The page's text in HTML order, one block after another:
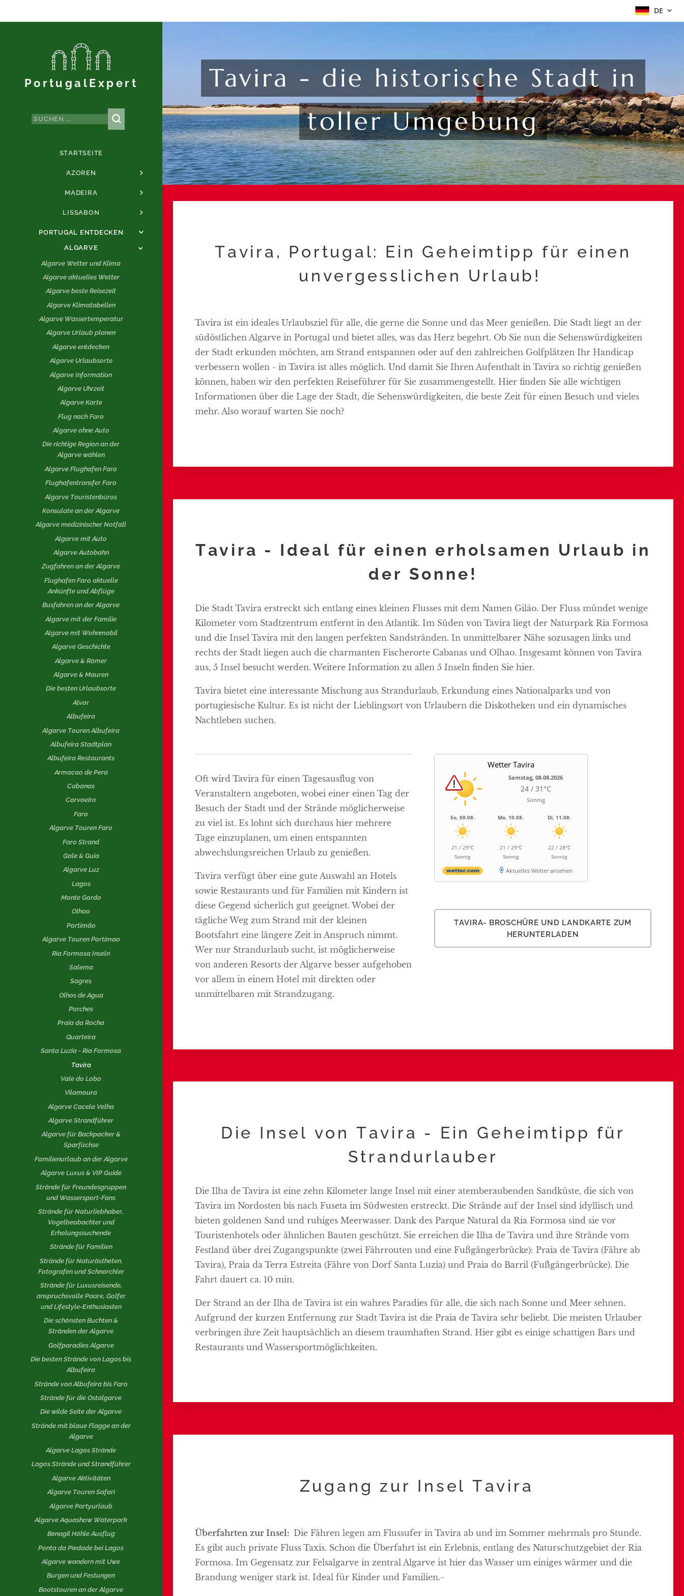
DE
PortugalExpert
STARTSEITE
AZOREN
MADEIRA
LISSABON
PORTUGAL ENTDECKEN
ALGARVE
Algarve Wetter und Klima
Algarve aktuelles Wetter
Algarve beste Reisezeit
Algarve Klimatabellen
Algarve Wassertemperatur
Algarve Urlaub planen
Algarve entdecken
Algarve Urlaubsorte
Algarve Information
Algarve Uhrzeit
Algarve Karte
Flug nach Faro
Algarve ohne Auto
Die richtige Region an der
Algarve wählen
Algarve Flughafen Faro
Flughafentransfer Faro
Algarve Touristenbüros
Konsulate an der Algarve
Algarve medizinischer Notfall
Algarve mit Auto
Algarve Autobahn
Zugfahren an der Algarve
Flughafen Faro aktuelle
Ankünfte und Abflüge
Busfahren an der Algarve
Algarve mit der Familie
Algarve mit Wohnmobil
Algarve Geschichte
Algarve & Römer
Algarve & Mauren
Die besten Urlaubsorte
Alvor
Albufeira
Algarve Touren Albufeira
Albufeira Stadtplan
Albufeira Restaurants
Armacao de Pera
Cabanas
Carvoeiro
Faro
Algarve Touren Faro
Faro Strand
Gale & Guia
Algarve Luz
Lagos
Monte Gordo
Olhao
Portimão
Algarve Touren Portimao
Ria Formosa Inseln
Salema
Sagres
Olhos de Agua
Porches
Praia da Rocha
Quarteira
Santa Luzia - Ria Formosa
Tavira
Vale do Lobo
Vilamoura
Algarve Cacela Velha
Algarve Strandführer
Algarve für Backpacker &
Sparfüchse
Familienurlaub an der Algarve
Algarve Luxus & VIP Guide
Strände für Freundesgruppen
und Wassersport-Fans
Strände für Naturliebhaber,
Vogelbeobachter und
Erholungssuchende
Strände für Familien
Strände für Naturästheten,
Fotografen und Schnorchler
Strände für Luxusreisende,
anspruchsvolle Paare, Golfer
und Lifestyle-Enthusiasten
Die schönsten Buchten &
Stränden der Algarve
Golfparadies Algarve
Die besten Strände von Lagos bis
Albufeira
Strände von Albufeira bis Faro
Strände für die Ostalgarve
Die wilde Seite der Algarve
Strände mit blaue Flagge an der
Algarve
Algarve Lagos Strände
Lagos Strände und Strandführer
Algarve Aktivitäten
Algarve Touren Safari
Algarve Partyurlaub
Algarve Aquashow Waterpark
Benagil Höhle Ausflug
Ponta da Piedade bei Lagos
Algarve wandern mit Uwe
Burgen und Festungen
Bootstouren an der Algarve
Tavira - die historische Stadt in
toller Umgebung
Tavira, Portugal: Ein Geheimtipp für einen
unvergesslichen Urlaub!
Tavira ist ein ideales Urlaubsziel für alle, die gerne die Sonne und das Meer genießen. Die Stadt liegt an der
südöstlichen Algarve in Portugal und bietet alles, was das Herz begehrt. Ob Sie nun die Sehenswürdigkeiten
der Stadt erkunden möchten, am Strand entspannen oder auf den zahlreichen Golfplätzen Ihr Handicap
verbessern wollen - in Tavira ist alles möglich. Und damit Sie Ihren Aufenthalt in Tavira so richtig genießen
können, haben wir den perfekten Reiseführer für Sie zusammengestellt. Hier finden Sie alle wichtigen
Informationen über die Lage der Stadt, die Sehenswürdigkeiten, die beste Zeit für einen Besuch und vieles
mehr. Also worauf warten Sie noch?
Tavira - Ideal für einen erholsamen Urlaub in
der Sonne!
Die Stadt Tavira erstreckt sich entlang eines kleinen Flusses mit dem Namen Gilão. Der Fluss mündet wenige
Kilometer vom Stadtzentrum entfernt in den Atlantik. Im Süden von Tavira liegt der Naturpark Ria Formosa
und die Insel Tavira mit den langen perfekten Sandstränden. In unmittelbarer Nähe sozusagen links und
rechts der Stadt liegen auch die charmanten Fischerorte Cabanas und Olhao. Insgesamt können von Tavira
aus, 5 Insel besucht werden. Weitere Information zu allen 5 Inseln finden Sie hier.
Tavira bietet eine interessante Mischung aus Strandurlaub, Erkundung eines Nationalparks und von
portugiesische Kultur. Es ist nicht der Lieblingsort von Urlaubern die Diskotheken und ein dynamisches
Nachtleben suchen.
Oft wird Tavira für einen Tagesausflug von
Veranstaltern angeboten, wobei einer einen Tag der
Besuch der Stadt und der Strände möglicherweise
zu viel ist. Es lohnt sich durchaus hier mehrere
Tage einzuplanen, um einen entspannten
abwechslungsreichen Urlaub zu genießen.
Tavira verfügt über eine gute Auswahl an Hotels
sowie Restaurants und für Familien mit Kindern ist
diese Gegend sicherlich gut geeignet. Wobei der
tägliche Weg zum Strand mit der kleinen
Bootsfahrt eine längere Zeit in Anspruch nimmt.
Wer nur Strandurlaub sucht, ist möglicherweise
von anderen Resorts der Algarve besser aufgehoben
vor allem in einem Hotel mit direkten oder
unmittelbaren mit Strandzugang.
Wetter Tavira
Samstag, 08.08.2026
24 / 31°C
Sonnig
So, 09.08.
21 / 29°C
Sonnig
Mo, 10.08.
21 / 29°C
Sonnig
Di, 11.08.
22 / 28°C
Sonnig
Aktuelles Wetter ansehen
TAVIRA- BROSCHÜRE UND LANDKARTE ZUM
HERUNTERLADEN
Die Insel von Tavira - Ein Geheimtipp für
Strandurlauber
Die Ilha de Tavira ist eine zehn Kilometer lange Insel mit einer atemberaubenden Sandküste, die sich von
Tavira im Nordosten bis nach Fuseta im Südwesten erstreckt. Die Strände auf der Insel sind idyllisch und
bieten goldenen Sand und ruhiges Meerwasser. Dank des Parque Natural da Ria Formosa sind sie vor
Touristenhotels oder ähnlichen Bauten geschützt. Sie erreichen die Ilha de Tavira und ihre Strände vom
Festland über drei Zugangspunkte (zwei Fährrouten und eine Fußgängerbrücke): Praia de Tavira (Fähre ab
Tavira), Praia da Terra Estreita (Fähre von Dorf Santa Luzia) und Praia do Barril (Fußgängerbrücke). Die
Fahrt dauert ca. 10 min.
Der Strand an der Ilha de Tavira ist ein wahres Paradies für alle, die sich nach Sonne und Meer sehnen.
Aufgrund der kurzen Entfernung zur Stadt Tavira ist die Praia de Tavira sehr beliebt. Die meisten Urlauber
verbringen ihre Zeit hauptsächlich an diesem traumhaften Strand. Hier gibt es einige schattigen Bars und
Restaurants und Wassersportmöglichkeiten.
Zugang zur Insel Tavira
Überfahrten zur Insel: Die Fähren legen am Flussufer in Tavira ab und im Sommer mehrmals pro Stunde.
Es gibt auch private Fluss Taxis. Schon die Überfahrt ist ein Erlebnis, entlang des Naturschutzgebiet der Ria
Formosa. Im Gegensatz zur Felsalgarve in zentral Algarve ist hier das Wasser um einiges wärmer und die
Brandung weniger stark ist. Ideal für Kinder und Familien.~